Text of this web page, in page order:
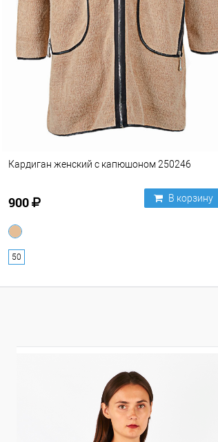
Кардиган женский с капюшоном 250246
900 В корзину
50